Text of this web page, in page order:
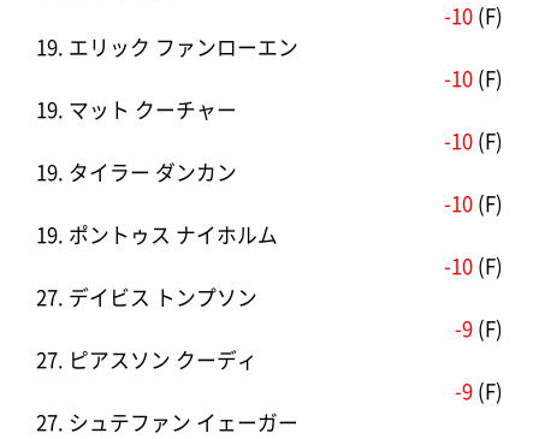
-10 (F)
19. エリック ファンローエン
-10 (F)
19. マット クーチャー
-10 (F)
19. タイラー ダンカン
-10 (F)
19. ポントゥス ナイホルム
-10 (F)
27. デイビス トンプソン
-9 (F)
27. ピアスソン クーディ
-9 (F)
27. シュテファン イェーガー